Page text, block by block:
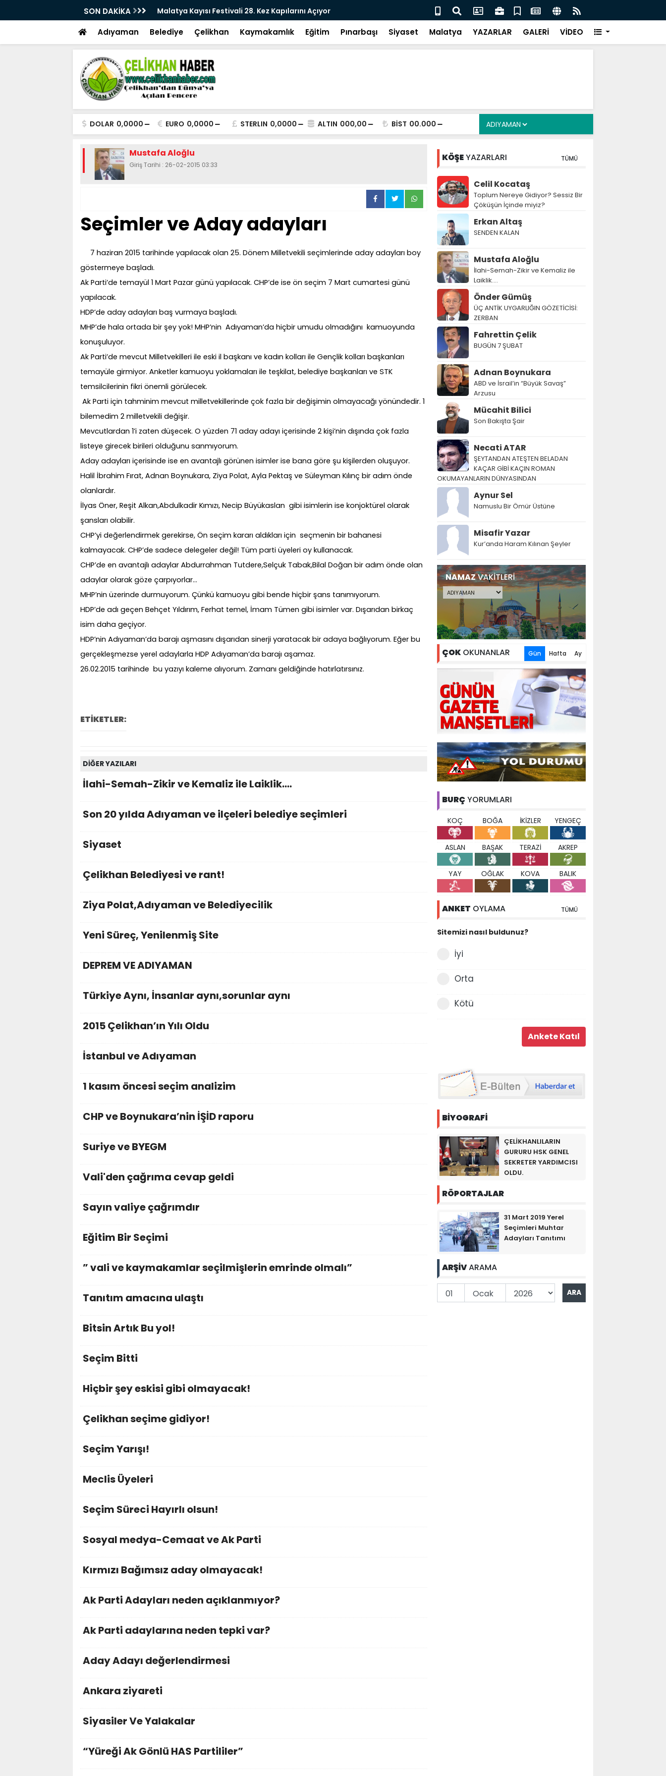
SON DAKİKA
Kez Kapılarını Açıyor Vesayetten Siyasete: DEM Parti’nin Tarihi Sınavı Milletvekili Alkayış, Cibuti’de diplomatik temaslarda bulundu
Adıyaman Belediye Çelikhan Kaymakamlık Eğitim Pınarbaşı Siyaset Malatya YAZARLAR GALERİ VİDEO
DOLAR 0,0000 EURO 0,0000 STERLIN 0,0000 ALTIN 000,00 BİST 00.000
Mustafa Aloğlu
Giriş Tarihi : 26-02-2015 03:33
Seçimler ve Aday adayları
7 haziran 2015 tarihinde yapılacak olan 25. Dönem Milletvekili seçimlerinde aday adayları boy
göstermeye başladı.
Ak Parti’de temayül 1 Mart Pazar günü yapılacak. CHP’de ise ön seçim 7 Mart cumartesi günü
yapılacak.
HDP’de aday adayları baş vurmaya başladı.
MHP’de hala ortada bir şey yok! MHP’nin Adıyaman’da hiçbir umudu olmadığını kamuoyunda
konuşuluyor.
Ak Parti’de mevcut Milletvekilleri ile eski il başkanı ve kadın kolları ile Gençlik kolları başkanları
temayüle girmiyor. Anketler kamuoyu yoklamaları ile teşkilat, belediye başkanları ve STK
temsilcilerinin fikri önemli görülecek.
Ak Parti için tahminim mevcut milletvekillerinde çok fazla bir değişimin olmayacağı yönündedir. 1
bilemedim 2 milletvekili değişir.
Mevcutlardan 1’i zaten düşecek. O yüzden 71 aday adayı içerisinde 2 kişi’nin dışında çok fazla
listeye girecek birileri olduğunu sanmıyorum.
Aday adayları içerisinde ise en avantajlı görünen isimler ise bana göre şu kişilerden oluşuyor.
Halil İbrahim Fırat, Adnan Boynukara, Ziya Polat, Ayla Pektaş ve Süleyman Kılınç bir adım önde
olanlardır.
İlyas Öner, Reşit Alkan,Abdulkadir Kımızı, Necip Büyükaslan gibi isimlerin ise konjoktürel olarak
şansları olabilir.
CHP’yi değerlendirmek gerekirse, Ön seçim kararı aldıkları için seçmenin bir bahanesi
kalmayacak. CHP’de sadece delegeler değil! Tüm parti üyeleri oy kullanacak.
CHP’de en avantajlı adaylar Abdurrahman Tutdere,Selçuk Tabak,Bilal Doğan bir adım önde olan
adaylar olarak göze çarpıyorlar…
MHP’nin üzerinde durmuyorum. Çünkü kamuoyu gibi bende hiçbir şans tanımıyorum.
HDP’de adı geçen Behçet Yıldırım, Ferhat temel, İmam Tümen gibi isimler var. Dışarıdan birkaç
isim daha geçiyor.
HDP’nin Adıyaman’da barajı aşmasını dışarıdan sinerji yaratacak bir adaya bağlıyorum. Eğer bu
gerçekleşmezse yerel adaylarla HDP Adıyaman’da barajı aşamaz.
26.02.2015 tarihinde bu yazıyı kaleme alıyorum. Zamanı geldiğinde hatırlatırsınız.
ETİKETLER:
DİĞER YAZILARI
İlahi-Semah-Zikir ve Kemaliz ile Laiklik….
Son 20 yılda Adıyaman ve ilçeleri belediye seçimleri
Siyaset
Çelikhan Belediyesi ve rant!
Ziya Polat,Adıyaman ve Belediyecilik
Yeni Süreç, Yenilenmiş Site
DEPREM VE ADIYAMAN
Türkiye Aynı, İnsanlar aynı,sorunlar aynı
2015 Çelikhan’ın Yılı Oldu
İstanbul ve Adıyaman
1 kasım öncesi seçim analizim
CHP ve Boynukara’nin İŞİD raporu
Suriye ve BYEGM
Vali'den çağrıma cevap geldi
Sayın valiye çağrımdır
Eğitim Bir Seçimi
” vali ve kaymakamlar seçilmişlerin emrinde olmalı”
Tanıtım amacına ulaştı
Bitsin Artık Bu yol!
Seçim Bitti
Hiçbir şey eskisi gibi olmayacak!
Çelikhan seçime gidiyor!
Seçim Yarışı!
Meclis Üyeleri
Seçim Süreci Hayırlı olsun!
Sosyal medya-Cemaat ve Ak Parti
Kırmızı Bağımsız aday olmayacak!
Ak Parti Adayları neden açıklanmıyor?
Ak Parti adaylarına neden tepki var?
Aday Adayı değerlendirmesi
Ankara ziyareti
Siyasiler Ve Yalakalar
“Yüreği Ak Gönlü HAS Partililer”
KÖŞEYAZARLARI TÜMÜ
Celil Kocataş
Toplum Nereye Gidiyor? Sessiz Bir
Çöküşün İçinde miyiz?
Erkan Altaş
SENDEN KALAN
Mustafa Aloğlu
İlahi-Semah-Zikir ve Kemaliz ile
Laiklik….
Önder Gümüş
ÜÇ ANTİK UYGARLIĞIN GÖZETİCİSİ:
ZERBAN
Fahrettin Çelik
BUGÜN 7 ŞUBAT
Adnan Boynukara
ABD ve İsrail’in “Büyük Savaş”
Arzusu
Mücahit Bilici
Son Bakışta Şair
Necati ATAR
ŞEYTANDAN ATEŞTEN BELADAN
KAÇAR GİBİ KAÇIN ROMAN
OKUMAYANLARIN DÜNYASINDAN
Aynur Sel
Namuslu Bir Ömür Üstüne
Misafir Yazar
Kur’anda Haram Kılınan Şeyler
NAMAZVAKİTLERİ
ÇOK OKUNANLAR Gün Hafta Ay
BURÇ YORUMLARI
KOÇ BOĞA İKİZLER YENGEÇ
ASLAN BAŞAK TERAZİ AKREP
YAY OĞLAK KOVA BALIK
ANKET OYLAMA TÜMÜ
Sitemizi nasıl buldunuz?
İyi
Orta
Kötü
BİYOGRAFİ
ÇELİKHANLILARIN
GURURU HSK GENEL
SEKRETER YARDIMCISI
OLDU.
RÖPORTAJLAR
31 Mart 2019 Yerel
Seçimleri Muhtar
Adayları Tanıtımı
ARŞİVARAMA